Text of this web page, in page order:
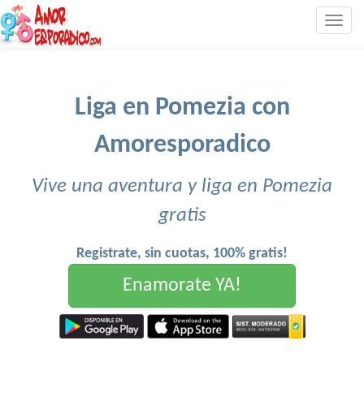
Liga en Pomezia con
Amoresporadico
Vive una aventura y liga en Pomezia
gratis
Registrate, sin cuotas, 100% gratis!
Enamorate YA!